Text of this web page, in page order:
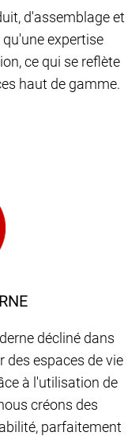
d'assemblage et
expertise
ce qui se reflète
haut de gamme.
décliné dans
des espaces de vie
à l'utilisation de
créons des
parfaitement